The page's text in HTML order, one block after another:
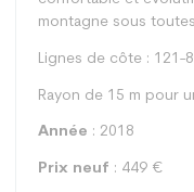
montagne sous
Lignes de côte : 121-
Rayon de 15 m pour
Année : 2018
Prix neuf : 449 €